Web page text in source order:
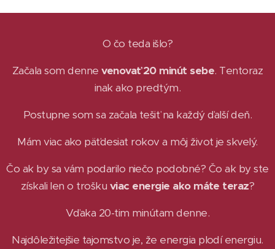
O čo teda išlo?
Začala som dennevenovať 20 minút sebe. Tentoraz
inak ako predtým.
Postupne som sa začala tešiť na každý ďalší deň.
Mám viac ako päťdesiat rokov a môj život je skvelý.
Čo ak by sa vám podarilo niečo podobné? Čo ak by ste
získali len o trošku viac energie ako máte teraz?
Vďaka 20-tim minútam denne.
Najdôležitejšie tajomstvo je, že energia plodí energiu.